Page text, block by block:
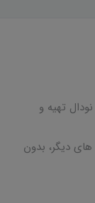
تهیه و
دیگر، بدون